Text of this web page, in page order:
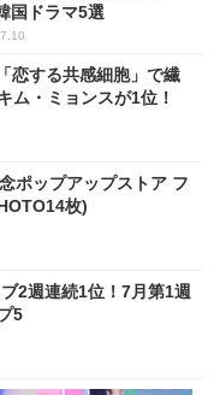
国ドラマ5選
恋する共感細胞」で繊
ム・ミョンスが1位！
ポップアップストア フ
枚)
2週連続1位！7月第1週
5